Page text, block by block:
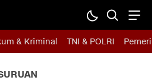
& Kriminal TNI & POLRI